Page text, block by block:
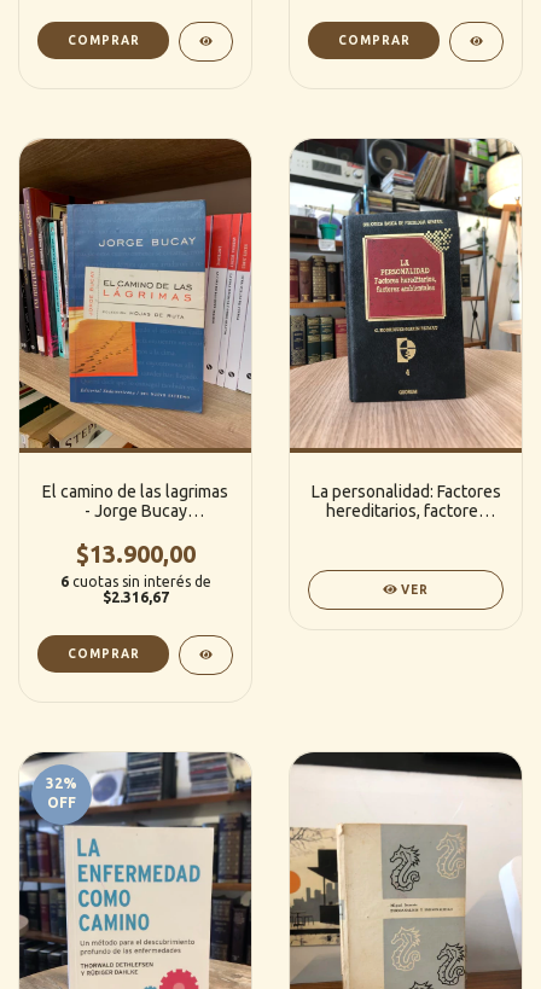
El camino de las lagrimas
- Jorge Bucay
$13.900,00
6 cuotas sin interés de
$2.316,67
La personalidad: Factores
hereditarios, factores
VER
32%
OFF